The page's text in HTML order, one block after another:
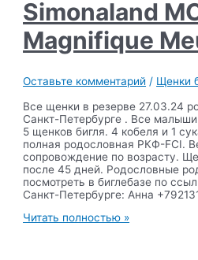
Simonaland
Magnifique
Оставьте комментарий / Щенки
Все щенки в резерве 27.03.24
Санкт-Петербурге . Все
5 щенков бигля. 4 кобеля и 1
полная родословная РКФ-FCI.
сопровождение по возрасту.
после 45 дней. Родословные
посмотреть в биглебазе по
Санкт-Петербурге: Анна
Помет
Читать полностью »